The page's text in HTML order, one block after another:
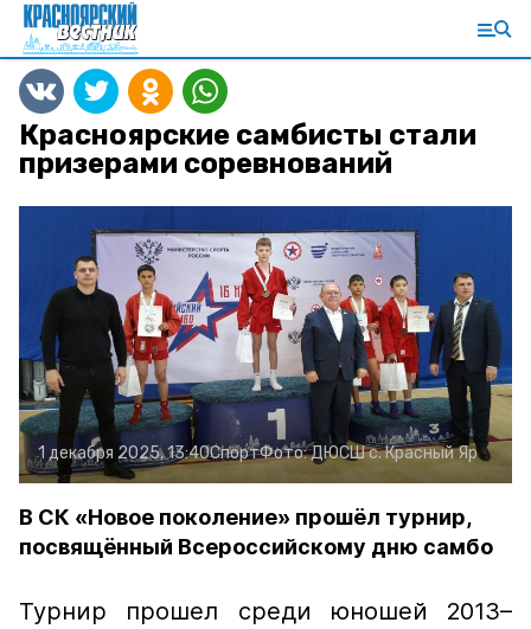
Красноярские самбисты стали
призерами соревнований
1 декабря 2025, 13:40СпортФото:ДЮСШ с. Красный Яр
В СК «Новое поколение» прошёл турнир,
посвящённый Всероссийскому дню самбо
Турнир прошел среди юношей 2013–